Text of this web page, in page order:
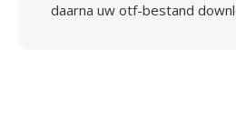
daarna uw otf-bestand